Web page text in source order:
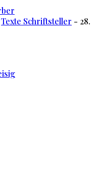
Texte Schriftsteller - 28.